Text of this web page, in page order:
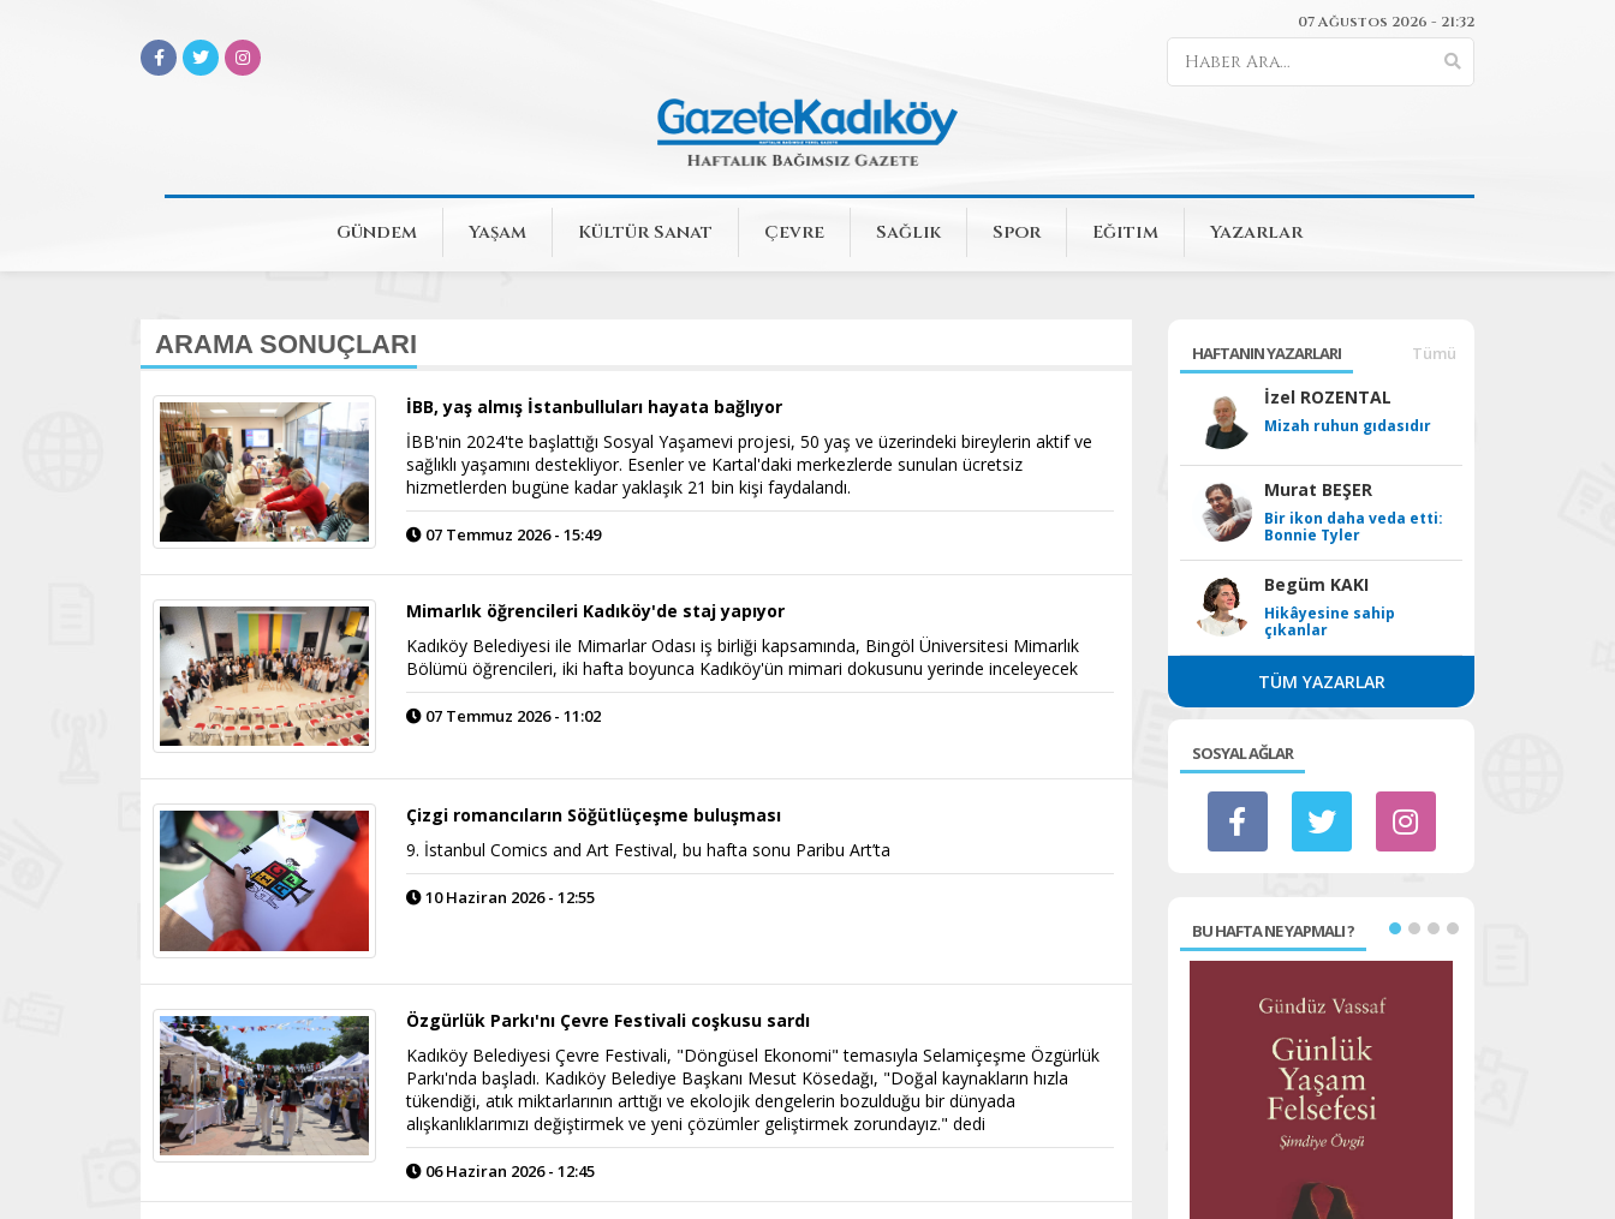
07 Ağustos 2026 - 21:32
Gündem Yaşam Kültür Sanat Çevre Sağlık Spor Eğitim Yazarlar
ARAMA SONUÇLARI
İBB, yaş almış İstanbulluları hayata bağlıyor
İBB'nin 2024'te başlattığı Sosyal Yaşamevi projesi, 50 yaş ve üzerindeki bireylerin aktif ve
sağlıklı yaşamını destekliyor. Esenler ve Kartal'daki merkezlerde sunulan ücretsiz
hizmetlerden bugüne kadar yaklaşık 21 bin kişi faydalandı.
07 Temmuz 2026 - 15:49
Mimarlık öğrencileri Kadıköy'de staj yapıyor
Kadıköy Belediyesi ile Mimarlar Odası iş birliği kapsamında, Bingöl Üniversitesi Mimarlık
Bölümü öğrencileri, iki hafta boyunca Kadıköy'ün mimari dokusunu yerinde inceleyecek
07 Temmuz 2026 - 11:02
Çizgi romancıların Söğütlüçeşme buluşması
9. İstanbul Comics and Art Festival, bu hafta sonu Paribu Art’ta
10 Haziran 2026 - 12:55
Özgürlük Parkı'nı Çevre Festivali coşkusu sardı
Kadıköy Belediyesi Çevre Festivali, "Döngüsel Ekonomi" temasıyla Selamiçeşme Özgürlük
Parkı'nda başladı. Kadıköy Belediye Başkanı Mesut Kösedağı, "Doğal kaynakların hızla
tükendiği, atık miktarlarının arttığı ve ekolojik dengelerin bozulduğu bir dünyada
alışkanlıklarımızı değiştirmek ve yeni çözümler geliştirmek zorundayız." dedi
06 Haziran 2026 - 12:45
HAFTANIN YAZARLARI Tümü
İzel ROZENTAL
Mizah ruhun gıdasıdır
Murat BEŞER
Bir ikon daha veda etti:
Bonnie Tyler
Begüm KAKI
Hikâyesine sahip
çıkanlar
TÜM YAZARLAR
SOSYAL AĞLAR
BU HAFTA NE YAPMALI ?